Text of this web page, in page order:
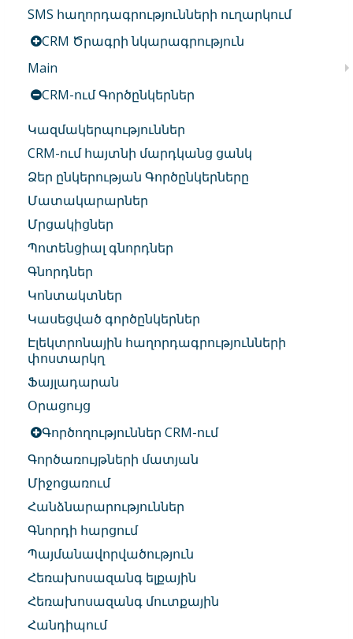
SMS հաղորդագրությունների ուղարկում
CRM Ծրագրի նկարագրություն
Main
CRM-ում Գործընկերներ
Կազմակերպություններ
CRM-ում հայտնի մարդկանց ցանկ
Ձեր ընկերության Գործընկերները
Մատակարարներ
Մրցակիցներ
Պոտենցիալ գնորդներ
Գնորդներ
Կոնտակտներ
Կասեցված գործընկերներ
Էլեկտրոնային հաղորդագրությունների
փոստարկղ
Ֆայլադարան
Օրացույց
Գործողություններ CRM-ում
Գործառույթների մատյան
Միջոցառում
Հանձնարարություններ
Գնորդի հարցում
Պայմանավորվածություն
Հեռախոսազանգ ելքային
Հեռախոսազանգ մուտքային
Հանդիպում